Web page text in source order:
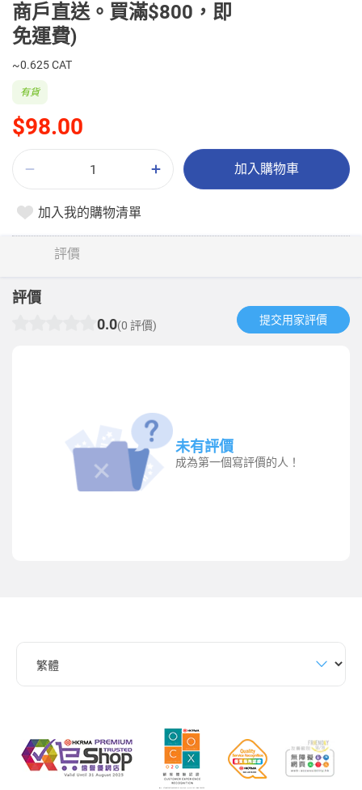
商戶直送。買滿$800，即
免運費)
~0.625 CAT
$98.00
有貨
加入購物車
加入我的購物清單
評價
評價
0.0(0 評價) 提交用家評價​
未有評價
成為第一個寫評價的人！